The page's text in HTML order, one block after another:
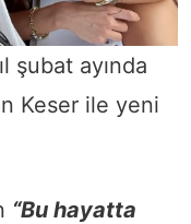
şubat ayında
Keser ile yeni
“Bu hayatta